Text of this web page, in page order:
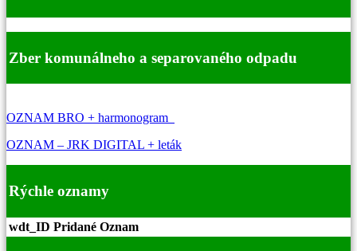
Zber komunálneho a separovaného odpadu
OZNAM BRO + harmonogram
OZNAM – JRK DIGITAL + leták
Rýchle oznamy
wdt_ID Pridané Oznam